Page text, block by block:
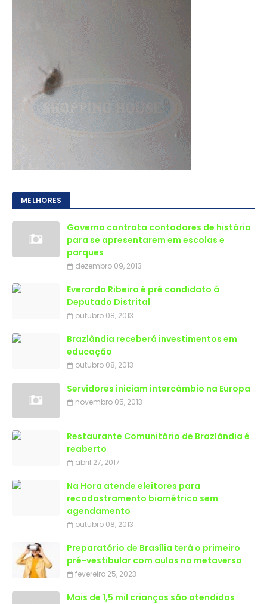
MELHORES
Governo contrata contadores de história
para se apresentarem em escolas e
parques
dezembro 09, 2013
Everardo Ribeiro é pré candidato á
Deputado Distrital
outubro 08, 2013
Brazlândia receberá investimentos em
educação
outubro 08, 2013
Servidores iniciam intercâmbio na Europa
novembro 05, 2013
Restaurante Comunitário de Brazlândia é
reaberto
abril 27, 2017
Na Hora atende eleitores para
recadastramento biométrico sem
agendamento
outubro 08, 2013
Preparatório de Brasília terá o primeiro
pré-vestibular com aulas no metaverso
fevereiro 25, 2023
Mais de 1,5 mil crianças são atendidas